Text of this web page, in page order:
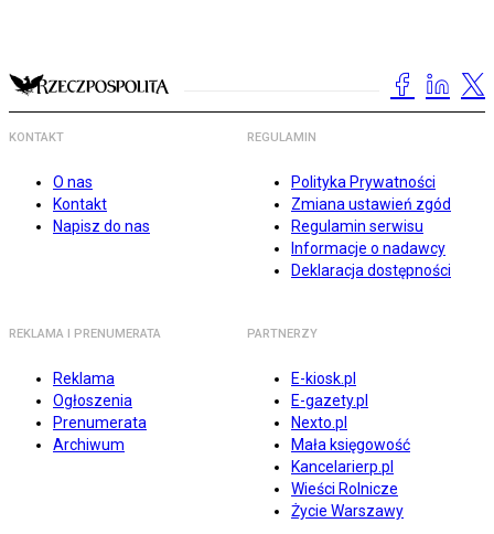
KONTAKT
O nas
Kontakt
Napisz do nas
REGULAMIN
Polityka Prywatności
Zmiana ustawień zgód
Regulamin serwisu
Informacje o nadawcy
Deklaracja dostępności
REKLAMA I PRENUMERATA
Reklama
Ogłoszenia
Prenumerata
Archiwum
PARTNERZY
E-kiosk.pl
E-gazety.pl
Nexto.pl
Mała księgowość
Kancelarierp.pl
Wieści Rolnicze
Życie Warszawy